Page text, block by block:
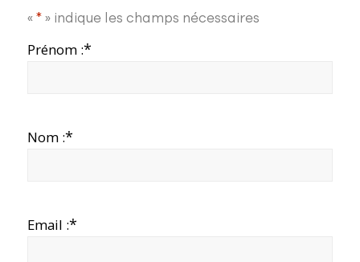
«*» indique les champs nécessaires
Prénom :*
Nom :*
Email :*